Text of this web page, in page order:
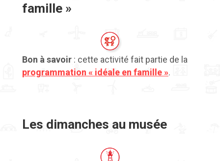
famille »
Bon à savoir : cette activité fait partie de la
programmation « idéale en famille ».
Les dimanches au musée